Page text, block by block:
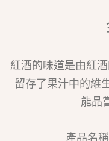
紅酒的味道是由紅
留存了果汁中的維
能品